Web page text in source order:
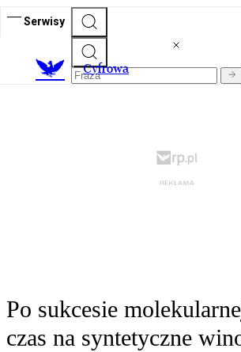
Serwisy
Cyfrowa
Po sukcesie
czas na syntetyczne